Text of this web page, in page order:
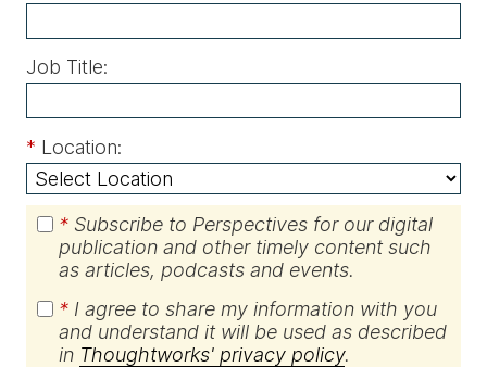
Job Title:
* Location:
* Subscribe to Perspectives for our digital
publication and other timely content such
as articles, podcasts and events.
* I agree to share my information with you
and understand it will be used as described
in Thoughtworks' privacy policy.